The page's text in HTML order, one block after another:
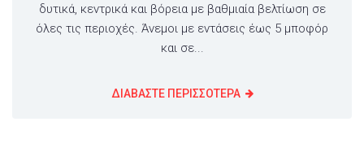
δυτικά, κεντρικά και βόρεια με βαθμιαία βελτίωση σε
όλες τις περιοχές. Άνεμοι με εντάσεις έως 5 μποφόρ
και σε...
ΔΙΑΒΑΣΤΕ ΠΕΡΙΣΣΟΤΕΡΑ